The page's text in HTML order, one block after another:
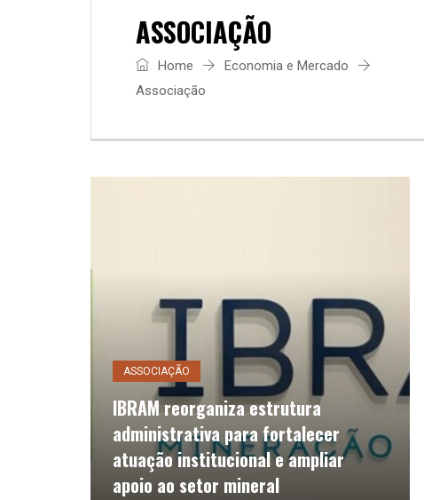
ASSOCIAÇÃO
Home
Economia e Mercado
Associação
ASSOCIAÇÃO
IBRAM reorganiza estrutura
administrativa para fortalecer
atuação institucional e ampliar
apoio ao setor mineral